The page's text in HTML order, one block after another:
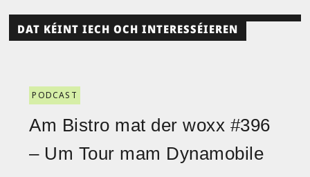
DAT KÉINT IECH OCH INTERESSÉIEREN
PODCAST
Am Bistro mat der woxx #396
– Um Tour mam Dynamobile